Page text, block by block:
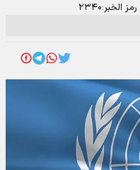
رمز الخبر:۲۳۴۰